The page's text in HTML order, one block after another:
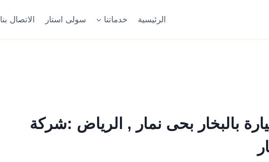
الرئيسية خدماتنا سولى استار الاتصال بنا
بالبخار بحى نمار , الرياض :شركة